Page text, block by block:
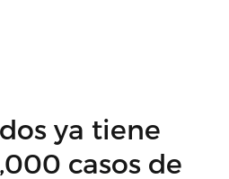
ya tiene
casos de